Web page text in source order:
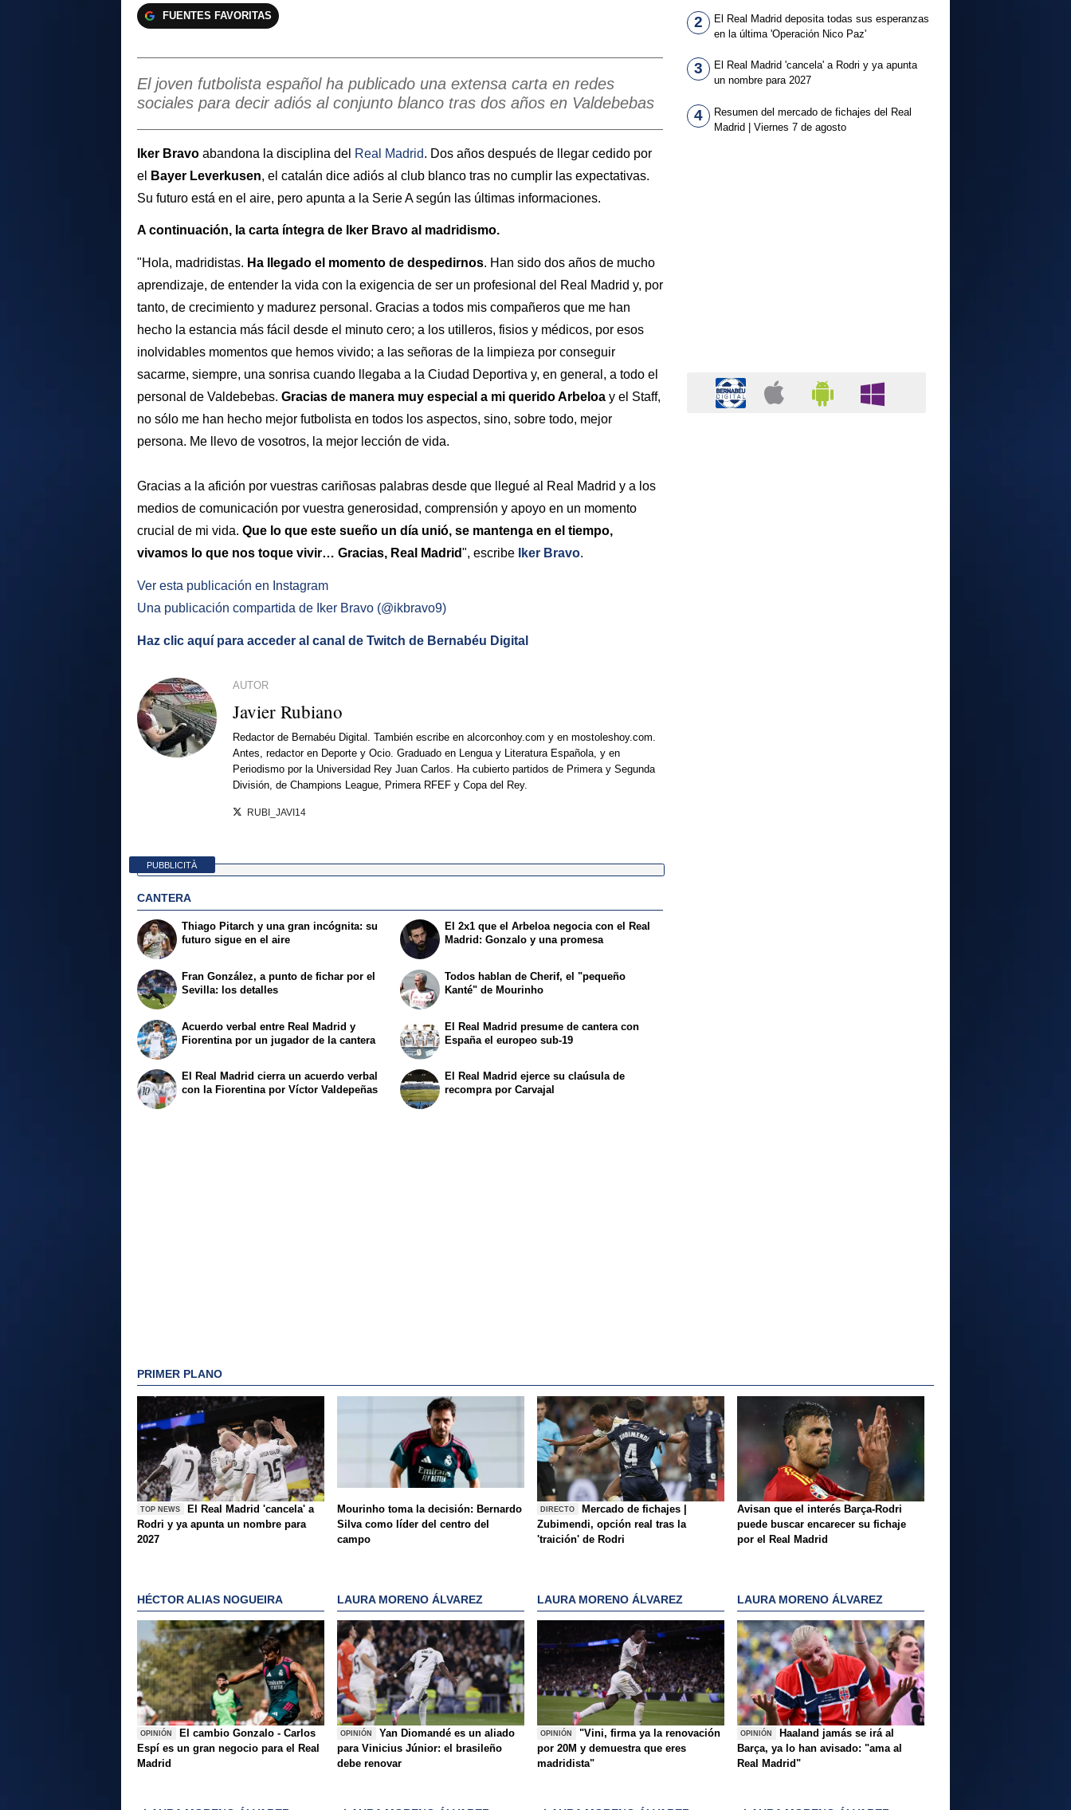
FUENTES FAVORITAS
El joven futbolista español ha publicado una extensa carta en redes
sociales para decir adiós al conjunto blanco tras dos años en Valdebebas
Iker Bravo abandona la disciplina del Real Madrid. Dos años después de llegar cedido por
el
Bayer Leverkusen, el catalán dice adiós al club blanco tras no cumplir las expectativas.
Su futuro está en el aire, pero apunta a la Serie A según las últimas informaciones.
A continuación, la carta íntegra de Iker Bravo al madridismo.
"Hola, madridistas. Ha llegado el momento de despedirnos. Han sido dos años de mucho
aprendizaje, de entender la vida con la exigencia de ser un profesional del Real Madrid y, por
tanto, de crecimiento y madurez personal. Gracias a todos mis compañeros que me han
hecho la estancia más fácil desde el minuto cero; a los utilleros, fisios y médicos, por esos
inolvidables momentos que hemos vivido; a las señoras de la limpieza por conseguir
sacarme, siempre, una sonrisa cuando llegaba a la Ciudad Deportiva y, en general, a todo el
personal de Valdebebas. Gracias de manera muy especial a mi querido Arbeloa y el Staff,
no sólo me han hecho mejor futbolista en todos los aspectos, sino, sobre todo, mejor
persona. Me llevo de vosotros, la mejor lección de vida.
Gracias a la afición por vuestras cariñosas palabras desde que llegué al Real Madrid y a los
medios de comunicación por vuestra generosidad, comprensión y apoyo en un momento
crucial de mi vida. Que lo que este sueño un día unió, se mantenga en el tiempo,
vivamos lo que nos toque vivir… Gracias, Real Madrid", escribe Iker Bravo.
Ver esta publicación en Instagram
Una publicación compartida de Iker Bravo (@ikbravo9)
Haz clic aquí para acceder al canal de Twitch de Bernabéu Digital
AUTOR
Javier Rubiano
Redactor de Bernabéu Digital. También escribe en alcorconhoy.com y en mostoleshoy.com.
Antes, redactor en Deporte y Ocio. Graduado en Lengua y Literatura Española, y en
Periodismo por la Universidad Rey Juan Carlos. Ha cubierto partidos de Primera y Segunda
División, de Champions League, Primera RFEF y Copa del Rey.
RUBI_JAVI14
PUBBLICITÀ
CANTERA
Thiago Pitarch y una gran incógnita: su
futuro sigue en el aire
Fran González, a punto de fichar por el
Sevilla: los detalles
El 2x1 que el Arbeloa negocia con el Real
Madrid: Gonzalo y una promesa
Todos hablan de Cherif, el "pequeño
Kanté" de Mourinho
Acuerdo verbal entre Real Madrid y
Fiorentina por un jugador de la cantera
El Real Madrid cierra un acuerdo verbal
con la Fiorentina por Víctor Valdepeñas
El Real Madrid presume de cantera con
España el europeo sub-19
El Real Madrid ejerce su claúsula de
recompra por Carvajal
2
El Real Madrid deposita todas sus esperanzas
en la última 'Operación Nico Paz'
3
El Real Madrid 'cancela' a Rodri y ya apunta
un nombre para 2027
4
Resumen del mercado de fichajes del Real
Madrid | Viernes 7 de agosto
PRIMER PLANO
TOP NEWS
El Real Madrid 'cancela' a
Rodri y ya apunta un nombre para
2027
Mourinho toma la decisión: Bernardo
Silva como líder del centro del
campo
DIRECTO
Mercado de fichajes |
Zubimendi, opción real tras la
'traición' de Rodri
Avisan que el interés Barça-Rodri
puede buscar encarecer su fichaje
por el Real Madrid
HÉCTOR ALIAS NOGUEIRA
OPINIÓN
El cambio Gonzalo - Carlos
Espí es un gran negocio para el Real
Madrid
LAURA MORENO ÁLVAREZ
OPINIÓN
Yan Diomandé es un aliado
para Vinicius Júnior: el brasileño
debe renovar
LAURA MORENO ÁLVAREZ
OPINIÓN
"Vini, firma ya la renovación
por 20M y demuestra que eres
madridista"
LAURA MORENO ÁLVAREZ
OPINIÓN
Haaland jamás se irá al
Barça, ya lo han avisado: "ama al
Real Madrid"